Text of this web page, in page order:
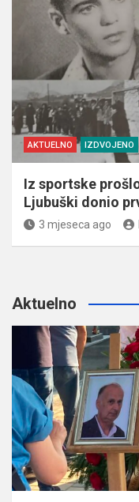
AKTUELNO IZDVOJENO
Iz sportske
Ljubuški donio
3 mjeseca ago
Aktuelno